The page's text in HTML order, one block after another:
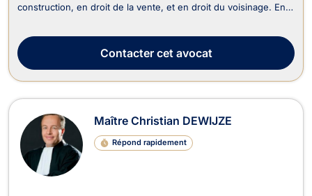
construction, en droit de la vente, et en droit du voisinage. En
location d'un bien immeubl...
Contactercet avocat
Maître Christian DEWIJZE
Répond rapidement